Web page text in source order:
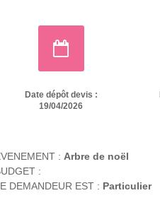
Date dépôt devis :
19/04/2026
: Arbre de noël
:
DEMANDEUR EST : Particulier